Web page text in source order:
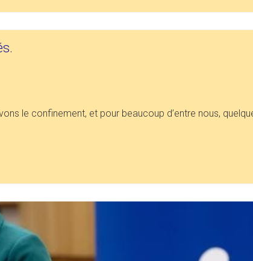
le confinement, et pour beaucoup d’entre nous,